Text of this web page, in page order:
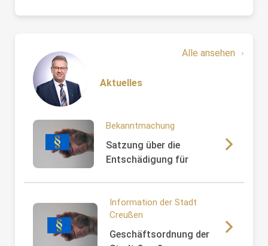
Aktuelles
Alle ansehen
Bekanntmachung
Satzung über die
Entschädigung für
Verwaltungsgemeinschaft
Creußen vom 21.05.2026
Information der Stadt
Creußen
Geschäftsordnung der